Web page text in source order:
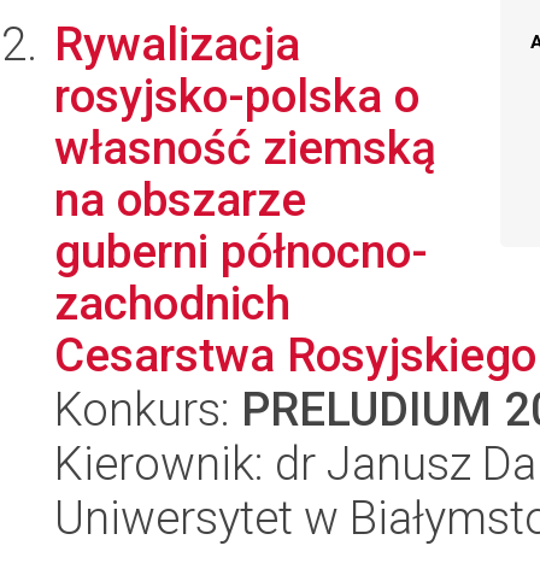
Rywalizacja
rosyjsko-polska o
własność ziemską
na obszarze
guberni północno-
zachodnich
Cesarstwa
Konkurs: PRELUDIUM
Kierownik: dr Janusz
Uniwersytet w